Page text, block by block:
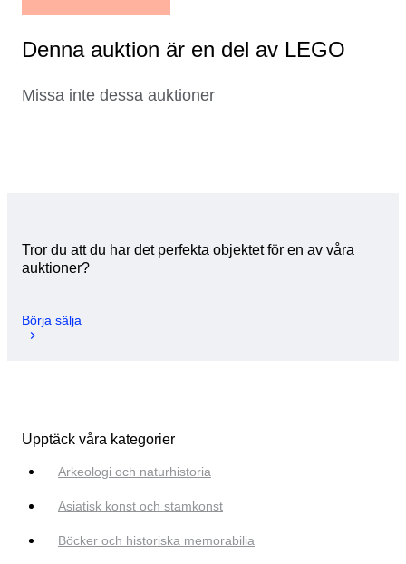
Denna auktion är en del av LEGO
Missa inte dessa auktioner
Tror du att du har det perfekta objektet för en av våra
auktioner?
Börja sälja
Upptäck våra kategorier
Arkeologi och naturhistoria
Asiatisk konst och stamkonst
Böcker och historiska memorabilia